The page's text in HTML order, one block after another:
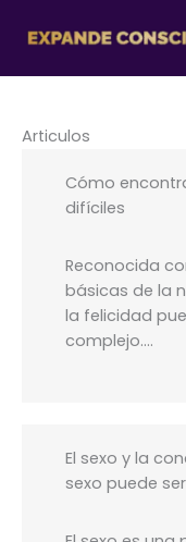
Articulos
Cómo
difíciles
Reconocida
básicas de la
la felicidad
complejo….
El sexo y la
sexo puede